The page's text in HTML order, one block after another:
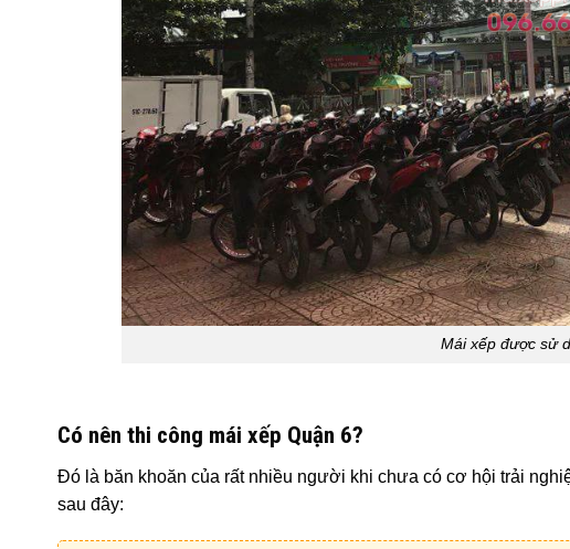
Mái xếp được sử
Có nên thi công mái xếp Quận 6?
Đó là băn khoăn của rất nhiều người khi chưa có cơ hội trải
sau đây: